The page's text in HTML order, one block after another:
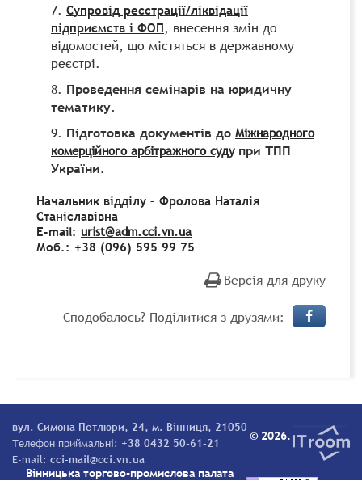
Супровід реєстрації/ліквідації
підприємств і ФОП, внесення змін до
відомостей, що містяться в державному
реєстрі.
Проведення семінарів на юридичну
тематику.
Підготовка документів до Міжнародного
комерційного арбітражного судупри ТПП
України.
Начальник відділу – Фролова Наталія
Станіславівна
E-mail: urist@adm.cci.vn.ua
Моб.: +38 (096) 595 99 75
Версія для друку
Сподобалось? Поділитися з друзями:
вул. Симона Петлюри, 24, м. Вінниця, 21050
Телефон приймальні: +38 0432 50-61-21
E-mail: cci-mail@cci.vn.ua
© 2026.
Вінницька торгово-промислова палата
Всі права захищені